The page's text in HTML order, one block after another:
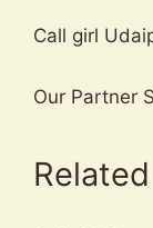
Call girl
Our Partner